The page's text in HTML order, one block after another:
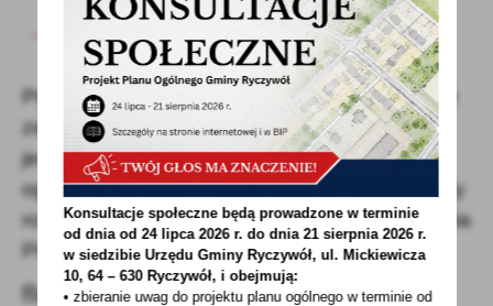
w ciągu ostatnich 5 lat (60 miesięcy) nie
prowadziłeś firmy.
Prowadzenie działalności nierejestrowanej nie
zwalnia z płacenia podatku od dochodów,
jednak formalności z tym związane są
ograniczone do minimum, a koszty i przychody
rozlicza się tylko raz w roku w ramach zeznania
PIT-36.
Rolniczy handel detaliczny
Konsultacje społeczne będą prowadzone w terminie
od dnia od 24 lipca 2026 r. do dnia 21 sierpnia 2026 r.
w siedzibie Urzędu Gminy Ryczywół, ul. Mickiewicza
10, 64 – 630 Ryczywół, i obejmują:
• zbieranie uwag do projektu planu ogólnego w terminie od